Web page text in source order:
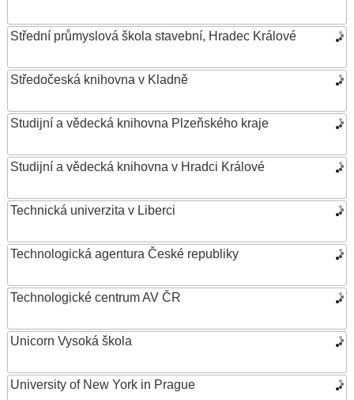
Střední průmyslová škola stavební, Hradec Králové
Středočeská knihovna v Kladně
Studijní a vědecká knihovna Plzeňského kraje
Studijní a vědecká knihovna v Hradci Králové
Technická univerzita v Liberci
Technologická agentura České republiky
Technologické centrum AV ČR
Unicorn Vysoká škola
University of New York in Prague